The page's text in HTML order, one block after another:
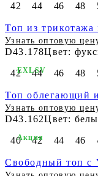
42 44 46 48
Топ из
Узнать оптовую
D43.178Цвет:
42 44 46 48
Топ облегающий
Узнать оптовую
D43.162Цвет:
EXLSV
40 42 44 46
Свободный топ с
Акция